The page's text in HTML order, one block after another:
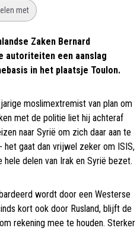
met
Zaken Bernard
autoriteiten een aanslag
in het plaatsje Toulon.
moslimextremist van plan om
met de politie liet hij achteraf
naar Syrië om zich daar aan te
het gaat dan vrijwel zeker om ISIS,
delen van Irak en Syrië bezet.
wordt door een Westerse
kort ook door Rusland, blijft de
rekening mee te houden. Sterker